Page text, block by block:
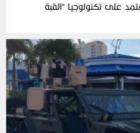
على تكنولوجيا “القبة